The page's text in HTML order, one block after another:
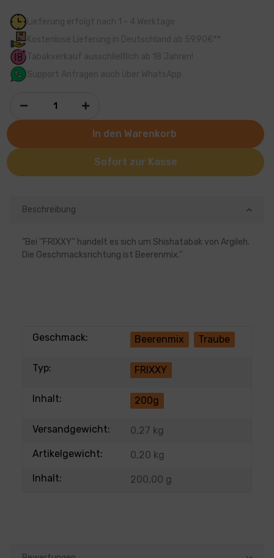
In den Warenkorb
Sofort zur Kasse
Beschreibung
"Bei ''FRIXXY'' handelt es sich um Shishatabak von Argileh.
Die Geschmacksrichtung ist Beerenmix.''
Geschmack: Beerenmix Traube
Typ: FRIXXY
Inhalt: 200g
Versandgewicht:
0,27 kg
Artikelgewicht:
0,20 kg
Inhalt:
200,00 g